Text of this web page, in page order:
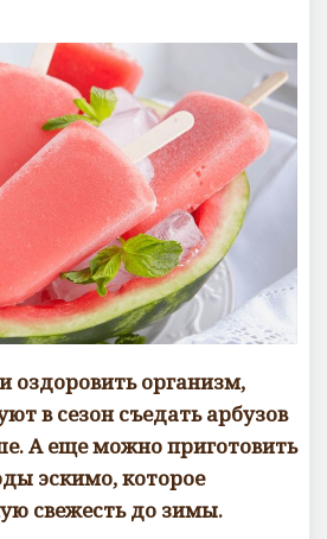
оздоровить организм,
в сезон съедатьарбузов
А еще можно приготовить
эскимо, которое
свежесть до зимы.